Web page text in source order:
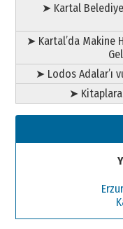
➤ Kartal
➤ Kartal’da Makine
➤ Lodos Adalar’ı
➤ Kitaplara